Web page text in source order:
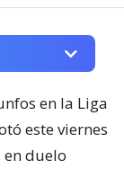
en la Liga
este viernes
en duelo